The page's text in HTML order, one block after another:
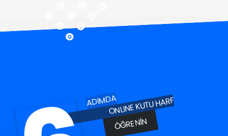
ADIMDAONLINE KUTU HARF
ÖĞRENIN